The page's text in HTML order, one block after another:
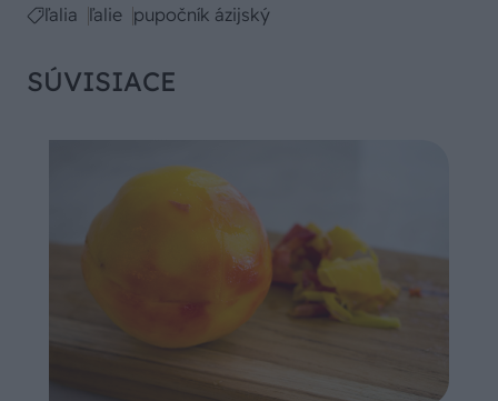
ľalia ľalie pupočník ázijský
SÚVISIACE